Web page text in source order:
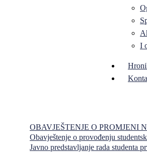
I
OBAVJEŠTENJE O PROMJENI
Obavještenje o provođenju
Javno predstavljanje rada studenta